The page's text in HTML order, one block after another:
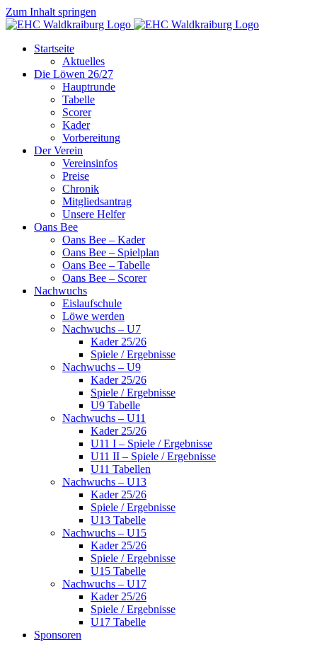
Zum Inhalt springen
Startseite
Aktuelles
Die Löwen 26/27
Hauptrunde
Tabelle
Scorer
Kader
Vorbereitung
Der Verein
Vereinsinfos
Preise
Chronik
Mitgliedsantrag
Unsere Helfer
Oans Bee
Oans Bee – Kader
Oans Bee – Spielplan
Oans Bee – Tabelle
Oans Bee – Scorer
Nachwuchs
Eislaufschule
Löwe werden
Nachwuchs – U7
Kader 25/26
Spiele / Ergebnisse
Nachwuchs – U9
Kader 25/26
Spiele / Ergebnisse
U9 Tabelle
Nachwuchs – U11
Kader 25/26
U11 I – Spiele / Ergebnisse
U11 II – Spiele / Ergebnisse
U11 Tabellen
Nachwuchs – U13
Kader 25/26
Spiele / Ergebnisse
U13 Tabelle
Nachwuchs – U15
Kader 25/26
Spiele / Ergebnisse
U15 Tabelle
Nachwuchs – U17
Kader 25/26
Spiele / Ergebnisse
U17 Tabelle
Sponsoren